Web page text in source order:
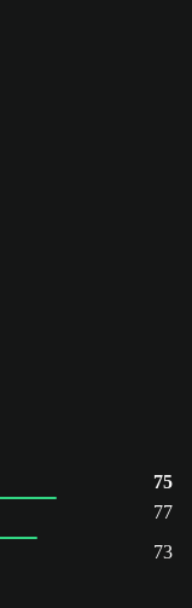
75
77
73